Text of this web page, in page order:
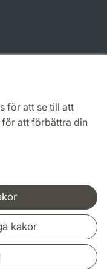
för att se till att
att förbättra din
kakor